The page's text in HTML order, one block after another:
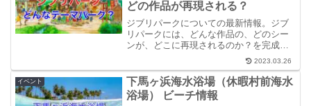
どの作品が再現される？
ジブリパークについての最新情報。ジブ
リパークには、どんな作品の、どのシー
ンが、どこに再現されるのか？を完成予
定図やイメージ画像などを合わせて紹介
しています。テーマパークとしての規模
や敷地の大きさや、ジブリパークの場
所、楽しめるアトラクションなども詳し
く解説。
2023.03.26
イベント
下馬ヶ浜海水浴場（休暇村前海水
浴場） ビーチ情報